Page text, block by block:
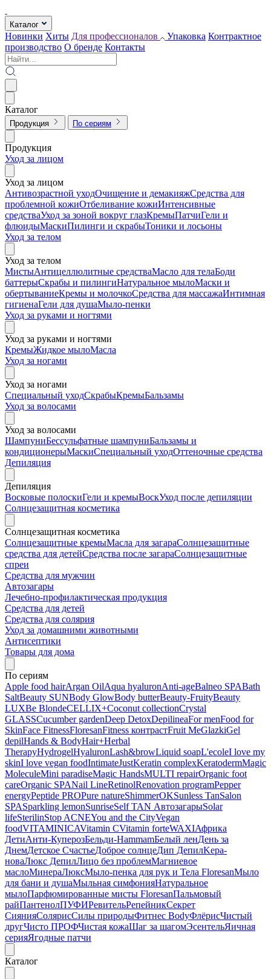
Каталог
Новинки Хиты Для профессионалов Упаковка Контрактное
производство О бренде Контакты
Каталог
Продукция По сериям
Продукция
Уход за лицом
Уход за лицом
Антивозрастной уходОчищение и демакияжСредства для
проблемной кожиОтбеливание кожиИнтенсивные
средстваУход за зоной вокруг глазКремыПатчиГели и
флюидыМаскиПилинги и скрабыТоники и лосьоны
Уход за телом
Уход за телом
МистыАнтицеллюлитные средстваМасло для телаБоди
баттерыСкрабы и пилингиНатуральное мылоМаски и
обертываниеКремы и молочкоСредства для массажаИнтимная
гигиенаГели для душаМыло-пенки
Уход за руками и ногтями
Уход за руками и ногтями
КремыЖидкое мылоМасла
Уход за ногами
Уход за ногами
Специальный уходСкрабыКремыБальзамы
Уход за волосами
Уход за волосами
ШампуниБессульфатные шампуниБальзамы и
кондиционерыМаскиСпециальный уходОттеночные средства
Депиляция
Депиляция
Восковые полоскиГели и кремыВоскУход после депиляции
Солнцезащитная косметика
Солнцезащитная косметика
Солнцезащитные кремыМасла для загараСолнцезащитные
средства для детейСредства после загараСолнцезащитные
спреи
Средства для мужчин
Автозагары
Лечебно-профилактическая продукция
Средства для детей
Средства для солярия
Уход за домашними животными
Антисептики
Товары для дома
По сериям
Apple food hairArgan OilAqua hyaluronAnti-ageBalneo SPABath
SaltBeauty SUNBody GlowBody butterBeauty-FruityBeauty
LUXBe BlondeCELLIX+Coconut collectionCrystal
GLASSCucumber gardenDeep DetoxDepilineaFor menFood for
SkinFace FitnessFloresanFitness контрастFruit MeGlazkiGel
depilHands & BodyHair+Herbal
TherapyHydrogelHyaluronLash&browLiquid soapL'ecoleI love my
skinI love vegan foodIntimateJustKeratin complexKeratodermMagic
MoleculeMini paradiseMagic HandsMULTI repairOrganic foot
careOrganic SPANail LineRetinolRenovation programPepper
energyPeptide PROPure natureShimmerOKSunless TanSalon
SPASparkling lemonSunriseSelf TAN АвтозагарыSolar
lifeSterilinStop ACNEYou and the CityVegan
foodVITAMINICAVitamin CVitamin forteWAXIАфрика
ДетиАнти-КуперозБельди-HammamБелый ленДень за
ДнемДетское СчастьеДоброе солнцеДип ДепилKepa-
новаЛюкс ДепилЛицо без проблемМагниевое
маслоМинераЛюксМыло-пенка для рук и Тела FloresanМыло
для бани и душаМыльная симфонияНатуральное
мылоПарфюмированные мисты FloresanПальмовый
райПантенолПУФИРевительРепейникСекрет
СиянияСолярисСилы природыФитнес BodyФлёрисЧистый
другЧисто ПРОФЧистая кожаШаг за шагомЭсентельЯичная
серияЯгодные патчи
Каталог